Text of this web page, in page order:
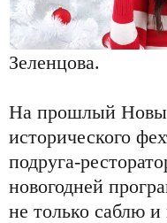
Зеленцова.
На прошлый
исторического
подруга-
новогодней
не только саблю